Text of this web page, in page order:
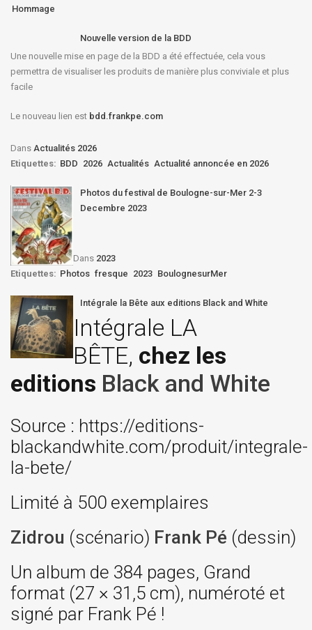
Hommage
Nouvelle version de la BDD
Une nouvelle mise en page de la BDD a été effectuée, cela vous
permettra de visualiser les produits de manière plus conviviale et plus
facile
Le nouveau lien est bdd.frankpe.com
Dans Actualités 2026
Etiquettes: BDD 2026 Actualités Actualité annoncée en 2026
Photos du festival de Boulogne-sur-Mer 2-3
Decembre 2023
Dans 2023
Etiquettes: Photos fresque 2023 BoulognesurMer
Intégrale la Bête aux editions Black and White
Intégrale LA
BÊTE, chez les
editions Black and White
Source : https://editions-
blackandwhite.com/produit/integrale-
la-bete/
Limité à 500 exemplaires
Zidrou (scénario) Frank Pé (dessin)
Un album de 384 pages, Grand
format (27 × 31,5 cm), numéroté et
signé par Frank Pé !